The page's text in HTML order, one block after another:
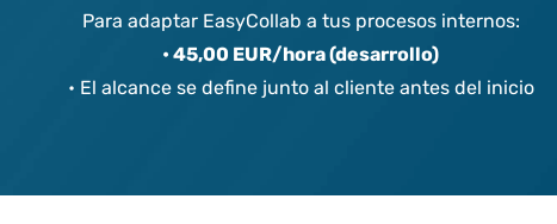
Para adaptar EasyCollab a tus procesos internos:
• 45,00 EUR/hora (desarrollo)
• El alcance se define junto al cliente antes del inicio